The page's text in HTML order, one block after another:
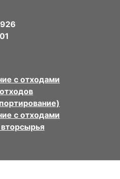
с отходами
с отходами